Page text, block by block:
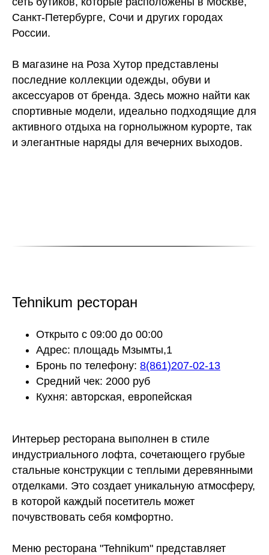
Санкт-Петербурге, Сочи и других городах
России.
В магазине на Роза Хутор представлены
последние коллекции одежды, обуви и
аксессуаров от бренда. Здесь можно найти как
спортивные модели, идеально подходящие для
активного отдыха на горнолыжном курорте, так
и элегантные наряды для вечерних выходов.
Tehnikum ресторан
Открыто с 09:00 до 00:00
Адрес: площадь Мзымты,1
Бронь по телефону: 8(861)207-02-13
Средний чек: 2000 руб
Кухня: авторская, европейская
Интерьер ресторана выполнен в стиле
индустриального лофта, сочетающего грубые
стальные конструкции с теплыми деревянными
отделками. Это создает уникальную атмосферу,
в которой каждый посетитель может
почувствовать себя комфортно.
Меню ресторана "Tehnikum" представляет